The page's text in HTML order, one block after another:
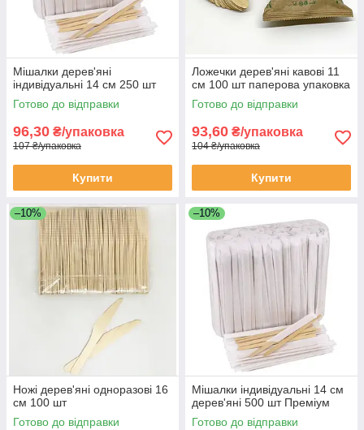
Мішалки дерев'яні
індивідуальні 14 см 250 шт
Готово до відправки
96,30 ₴/упаковка
107 ₴/упаковка
Купити
Ложечки дерев'яні кавові 11
см 100 шт паперова упаковка
Готово до відправки
93,60 ₴/упаковка
104 ₴/упаковка
Купити
–10%
Ножі дерев'яні одноразові 16
см 100 шт
Готово до відправки
–10%
Мішалки індивідуальні 14 см
дерев'яні 500 шт Преміум
Готово до відправки